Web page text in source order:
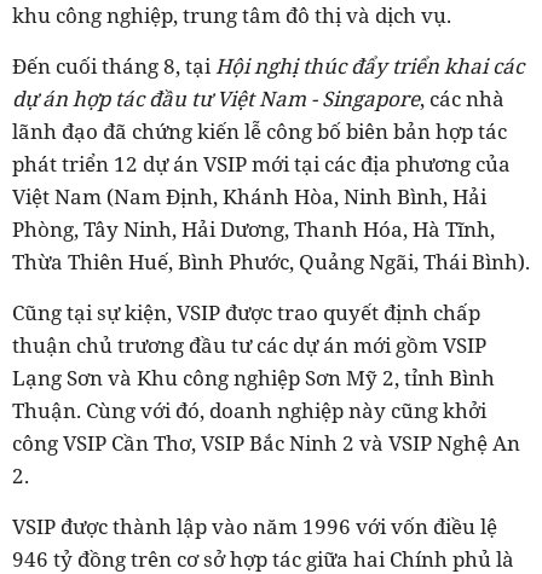
khu công nghiệp, trung tâm đô thị và dịch vụ.
Đến cuối tháng 8, tạiHội nghị thúc đẩy triển khai các
dự án hợp tác đầu tư Việt Nam - Singapore, các nhà
lãnh đạo đã chứng kiến lễ công bố biên bản hợp tác
phát triển 12 dự án VSIP mới tại các địa phương của
Việt Nam (Nam Định, Khánh Hòa, Ninh Bình, Hải
Phòng, Tây Ninh, Hải Dương, Thanh Hóa, Hà Tĩnh,
Thừa Thiên Huế, Bình Phước, Quảng Ngãi, Thái Bình).
Cũng tại sự kiện, VSIP được trao quyết định chấp
thuận chủ trương đầu tư các dự án mới gồm VSIP
Lạng Sơn và Khu công nghiệp Sơn Mỹ 2, tỉnh Bình
Thuận. Cùng với đó, doanh nghiệp này cũng khởi
công VSIP Cần Thơ, VSIP Bắc Ninh 2 và VSIP Nghệ An
2.
VSIP được thành lập vào năm 1996 với vốn điều lệ
946 tỷ đồng trên cơ sở hợp tác giữa hai Chính phủ là